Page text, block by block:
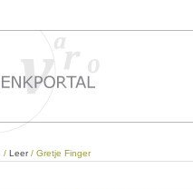
/ Leer/ Gretje Finger